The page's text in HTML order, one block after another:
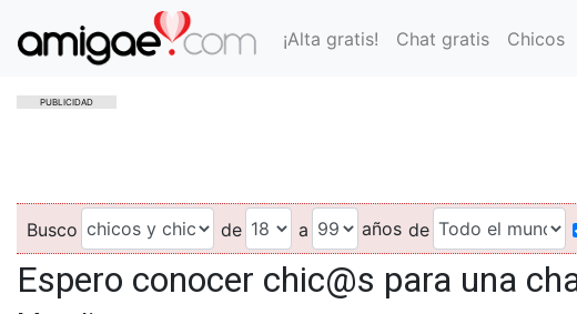
¡Alta gratis! Chat gratis Chicos
PUBLICIDAD
Busco de a años de
Espero conocer chic@s para una